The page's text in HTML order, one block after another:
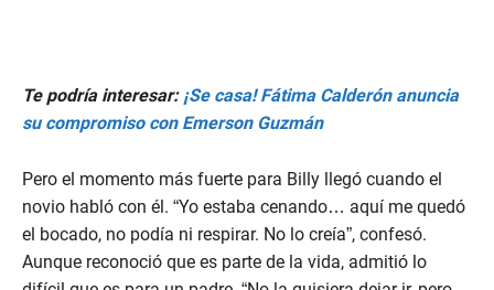
Te podría interesar: ¡Se casa! Fátima Calderón anuncia
su compromiso con Emerson Guzmán
Pero el momento más fuerte para Billy llegó cuando el
novio habló con él. “Yo estaba cenando… aquí me quedó
el bocado, no podía ni respirar. No lo creía”, confesó.
Aunque reconoció que es parte de la vida, admitió lo